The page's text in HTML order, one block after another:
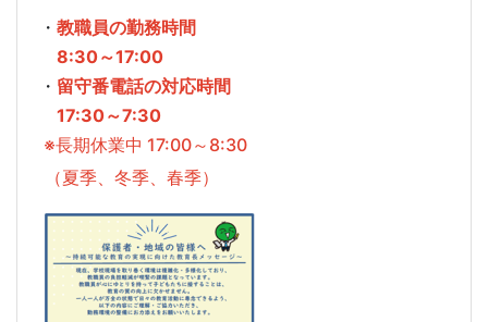
・ 教職員の勤務時間
8:30～17:00
・ 留守番電話の対応時間
17:30～7:30
※長期休業中 17:00～8:30
（夏季、冬季、春季）